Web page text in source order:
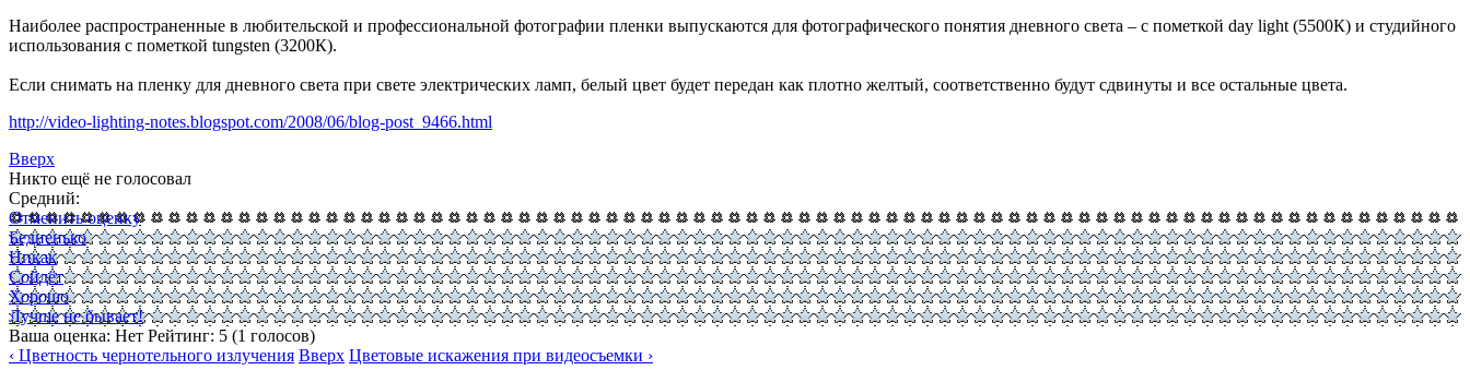
Наиболее распространенные в любительской и профессиональной фотографии пленки выпускаются для фотографического понятия дневного света – с пометкой day light (5500К) и студийного
использования с пометкой tungsten (3200К).
Если снимать на пленку для дневного света при свете электрических ламп, белый цвет будет передан как плотно желтый, соответственно будут сдвинуты и все остальные цвета.
http://video-lighting-notes.blogspot.com/2008/06/blog-post_9466.html
Вверх
Никто ещё не голосовал
Средний:
Отменить оценку
Бедненько
Никак
Сойдёт
Хорошо
Лучше не бывает!
Ваша оценка: Нет Рейтинг: 5 (1 голосов)
‹ Цветность чернотельного излучения Вверх Цветовые искажения при видеосъемки ›